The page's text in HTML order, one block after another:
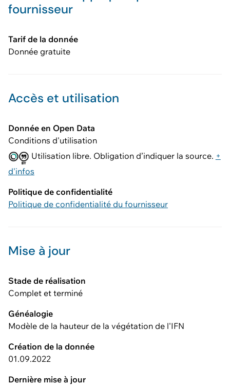
fournisseur
Tarif de la donnée
Donnée gratuite
Accès et utilisation
Donnée en Open Data
Conditions d'utilisation
Utilisation libre. Obligation d’indiquer la source. +
d'infos
Politique de confidentialité
Politique de confidentialité du fournisseur
Mise à jour
Stade de réalisation
Complet et terminé
Généalogie
Modèle de la hauteur de la végétation de l'IFN
Création de la donnée
01.09.2022
Dernière mise à jour